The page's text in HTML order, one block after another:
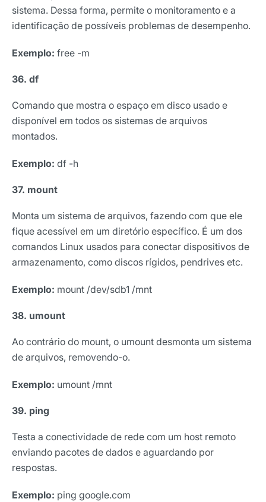
sistema. Dessa forma, permite o monitoramento e a
identificação de possíveis problemas de desempenho.
Exemplo: free -m
36. df
Comando que mostra o espaço em disco usado e
disponível em todos os sistemas de arquivos
montados.
Exemplo: df -h
37. mount
Monta um sistema de arquivos, fazendo com que ele
fique acessível em um diretório específico. É um dos
comandos Linux usados para conectar dispositivos de
armazenamento, como discos rígidos, pendrives etc.
Exemplo: mount /dev/sdb1 /mnt
38. umount
Ao contrário do mount, o umount desmonta um sistema
de arquivos, removendo-o.
Exemplo: umount /mnt
39. ping
Testa a conectividade de rede com um host remoto
enviando pacotes de dados e aguardando por
respostas.
Exemplo: ping google.com